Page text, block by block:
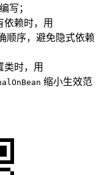
写；
依赖时，用
顺序，避免隐式依赖
类时，用
缩小生效范